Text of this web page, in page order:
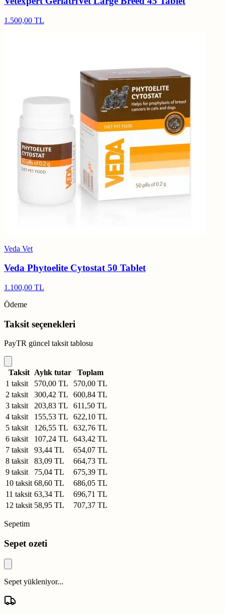
1.500,00 TL
Veda Vet
Veda Phytoelite Cytostat 50 Tablet
1.100,00 TL
Ödeme
Taksit seçenekleri
PayTR güncel taksit tablosu
Taksit Aylık tutar
Toplam
1 taksit
570,00 TL
570,00 TL
2 taksit
300,42 TL
600,84 TL
3 taksit
203,83 TL
611,50 TL
4 taksit
155,53 TL
622,10 TL
5 taksit
126,55 TL
632,76 TL
6 taksit
107,24 TL
643,42 TL
7 taksit
93,44 TL
654,07 TL
8 taksit
83,09 TL
664,73 TL
9 taksit
75,04 TL
675,39 TL
10 taksit 68,60 TL
686,05 TL
11 taksit 63,34 TL
696,71 TL
12 taksit 58,95 TL 707,37 TL
Sepetim
Sepet ozeti
Sepet yükleniyor...